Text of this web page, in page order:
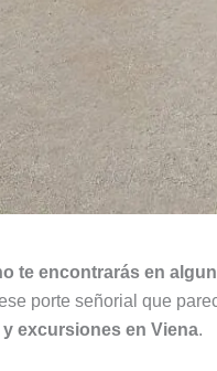
te encontrarás en
porte señorial que
excursiones en Viena.